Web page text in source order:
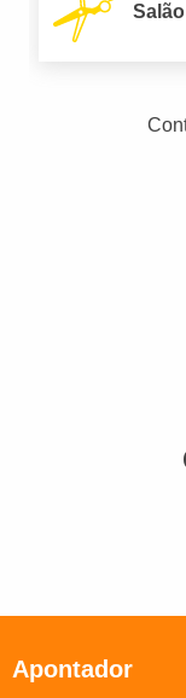
Apontador